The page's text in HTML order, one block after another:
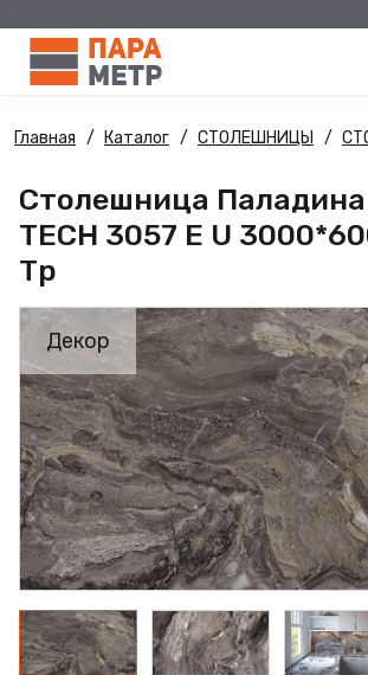
Главная Каталог СТОЛЕШНИЦЫ
Столешница Паладина
TECH 3057 E U
Тр
Декор